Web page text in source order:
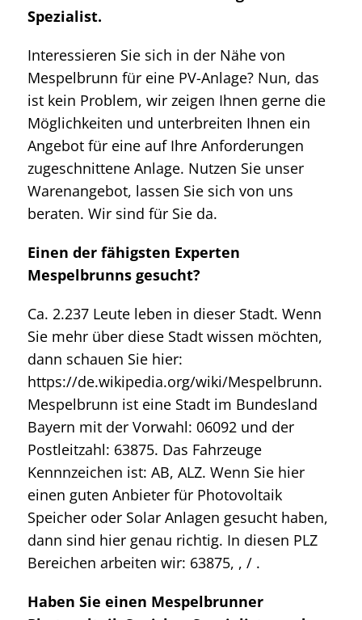
Spezialist.
Interessieren Sie sich in der Nähe von
Mespelbrunn für eine PV-Anlage? Nun, das
ist kein Problem, wir zeigen Ihnen gerne die
Möglichkeiten und unterbreiten Ihnen ein
Angebot für eine auf Ihre Anforderungen
zugeschnittene Anlage. Nutzen Sie unser
Warenangebot, lassen Sie sich von uns
beraten. Wir sind für Sie da.
Einen der fähigsten Experten
Mespelbrunns gesucht?
Ca. 2.237 Leute leben in dieser Stadt. Wenn
Sie mehr über diese Stadt wissen möchten,
dann schauen Sie hier:
https://de.wikipedia.org/wiki/Mespelbrunn.
Mespelbrunn ist eine Stadt im Bundesland
Bayern mit der Vorwahl: 06092 und der
Postleitzahl: 63875. Das Fahrzeuge
Kennnzeichen ist: AB, ALZ. Wenn Sie hier
einen guten Anbieter für Photovoltaik
Speicher oder Solar Anlagen gesucht haben,
dann sind hier genau richtig. In diesen PLZ
Bereichen arbeiten wir: 63875, , / .
Haben Sie einen Mespelbrunner